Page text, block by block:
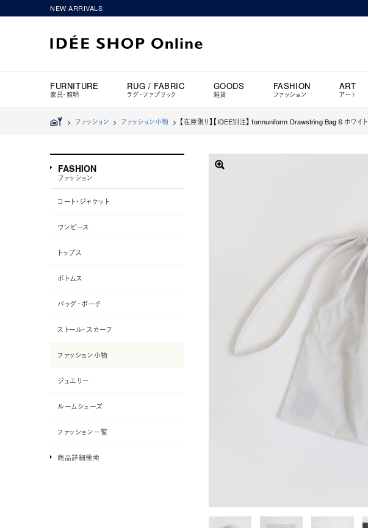
NEW ARRIVALS
FURNITURE
家具・照明
RUG / FABRIC
ラグ・ファブリック
GOODS
雑貨
FASHION
ファッション
ART
アート
> ファッション > ファッション小物 > 【在庫限り】【IDEE別注】 formuniform Drawstring Bag S ホワイト
FASHION
ファッション
コート・ジャケット
ワンピース
トップス
ボトムス
バッグ・ポーチ
ストール・スカーフ
ファッション小物
ジュエリー
ルームシューズ
ファッション一覧
商品詳細検索